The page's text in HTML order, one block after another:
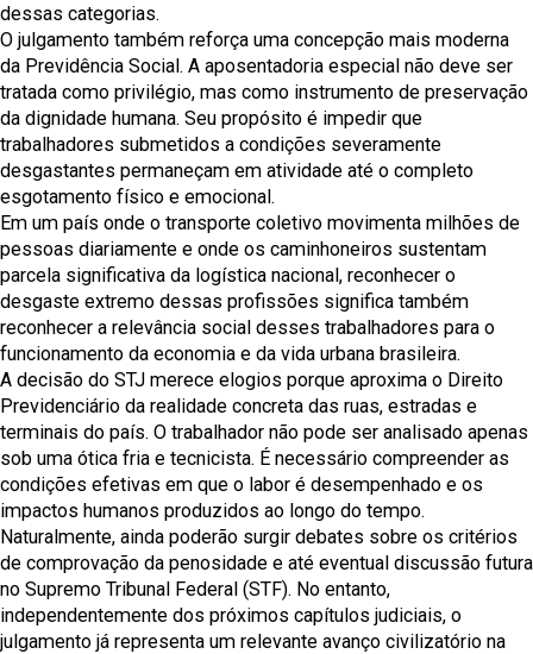
dessas categorias.
O julgamento também reforça uma concepção mais moderna
da Previdência Social. A aposentadoria especial não deve ser
tratada como privilégio, mas como instrumento de preservação
da dignidade humana. Seu propósito é impedir que
trabalhadores submetidos a condições severamente
desgastantes permaneçam em atividade até o completo
esgotamento físico e emocional.
Em um país onde o transporte coletivo movimenta milhões de
pessoas diariamente e onde os caminhoneiros sustentam
parcela significativa da logística nacional, reconhecer o
desgaste extremo dessas profissões significa também
reconhecer a relevância social desses trabalhadores para o
funcionamento da economia e da vida urbana brasileira.
A decisão do STJ merece elogios porque aproxima o Direito
Previdenciário da realidade concreta das ruas, estradas e
terminais do país. O trabalhador não pode ser analisado apenas
sob uma ótica fria e tecnicista. É necessário compreender as
condições efetivas em que o labor é desempenhado e os
impactos humanos produzidos ao longo do tempo.
Naturalmente, ainda poderão surgir debates sobre os critérios
de comprovação da penosidade e até eventual discussão futura
no Supremo Tribunal Federal (STF). No entanto,
independentemente dos próximos capítulos judiciais, o
julgamento já representa um relevante avanço civilizatório na